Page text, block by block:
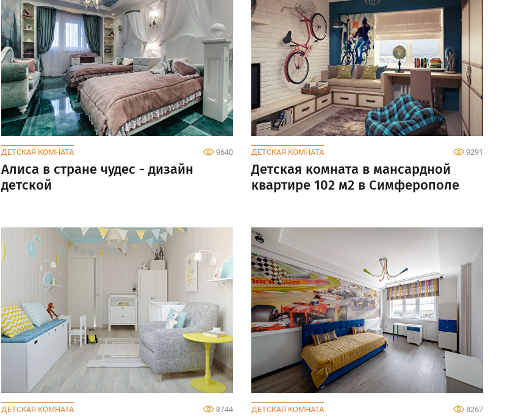
ДЕТСКАЯ КОМНАТА 9640
Алиса в стране чудес - дизайн
детской
ДЕТСКАЯ КОМНАТА 9291
Детская комната в мансардной
квартире 102 м2 в Симферополе
ДЕТСКАЯ КОМНАТА 8744 ДЕТСКАЯ КОМНАТА 8267